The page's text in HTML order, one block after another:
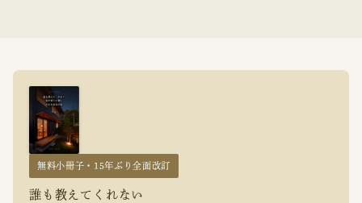
無料小冊子・15年ぶり全面改訂
誰も教えてくれない